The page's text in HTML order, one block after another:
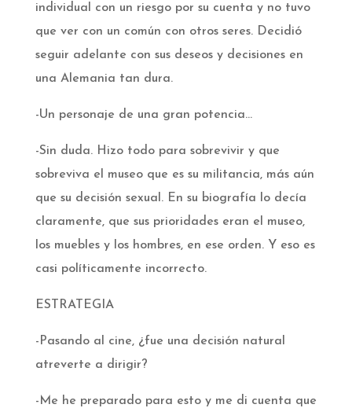
individual con un riesgo por su cuenta y no tuvo
que ver con un común con otros seres. Decidió
seguir adelante con sus deseos y decisiones en
una Alemania tan dura.­
-Un personaje de una gran potencia…­
-Sin duda. Hizo todo para sobrevivir y que
sobreviva el museo que es su militancia, más aún
que su decisión sexual. En su biografía lo decía
claramente, que sus prioridades eran el museo,
los muebles y los hombres, en ese orden. Y eso es
casi políticamente incorrecto.­
­ESTRATEGIA­
-Pasando al cine, ¿fue una decisión natural
atreverte a dirigir?­
-Me he preparado para esto y me di cuenta que